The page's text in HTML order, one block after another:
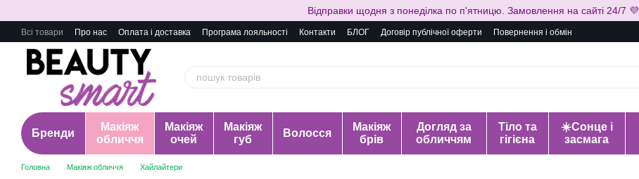
Відправки щодня з понеділка по п'ятницю. Замовлення на сайті 24/7 💜
Всі товари Про нас Оплата і доставка Програма лояльності Контакти БЛОГ Договір публічної оферти Повернення і обмін
Бренди
Макіяж
обличчя
Макіяж
очей
Макіяж
губ
Волосся
Макіяж
брів
Догляд за
обличчям
Тіло та
гігієна
☀️Сонце і
засмага
Головна Макіяж обличчя Хайлайтери